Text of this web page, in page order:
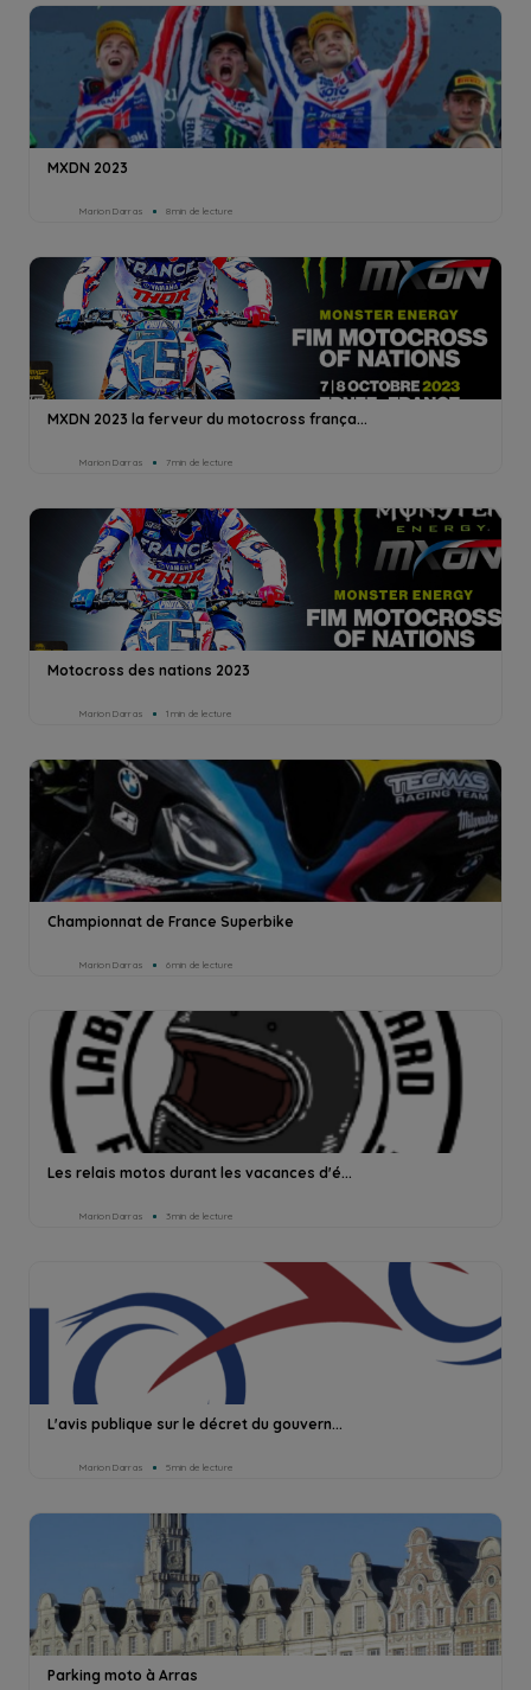
MXDN 2023
Marion Darras 8min de lecture
MXDN 2023 la ferveur du motocross frança...
Marion Darras 7min de lecture
Motocross des nations 2023
Marion Darras 1min de lecture
Championnat de France Superbike
Marion Darras 6min de lecture
Les relais motos durant les vacances d'é...
Marion Darras 3min de lecture
L'avis publique sur le décret du gouvern...
Marion Darras 5min de lecture
Parking moto à Arras